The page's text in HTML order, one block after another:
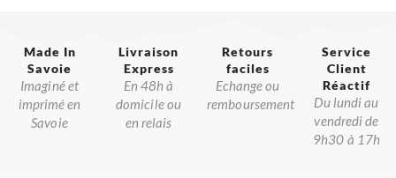
Made In
Savoie​
Imaginé et
imprimé en
Savoie
Livraison
Express
En 48h à
domicile ou
en relais
Retours
faciles
Echange ou
remboursement
Service
Client
Réactif​
Du lundi au
vendredi de
9h30 à 17h